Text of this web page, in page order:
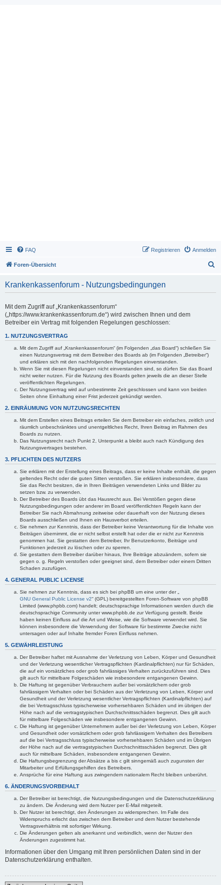
FAQ Anmelden
Registrieren
Foren-Übersicht
Krankenkassenforum - Nutzungsbedingungen
Mit dem Zugriff auf „Krankenkassenforum“
(„https://www.krankenkassenforum.de“) wird zwischen Ihnen und dem
Betreiber ein Vertrag mit folgenden Regelungen geschlossen:
1. NUTZUNGSVERTRAG
Mit dem Zugriff auf „Krankenkassenforum“ (im Folgenden „das Board“) schließen Sie
einen Nutzungsvertrag mit dem Betreiber des Boards ab (im Folgenden „Betreiber“)
und erklären sich mit den nachfolgenden Regelungen einverstanden.
Wenn Sie mit diesen Regelungen nicht einverstanden sind, so dürfen Sie das Board
nicht weiter nutzen. Für die Nutzung des Boards gelten jeweils die an dieser Stelle
veröffentlichten Regelungen.
Der Nutzungsvertrag wird auf unbestimmte Zeit geschlossen und kann von beiden
Seiten ohne Einhaltung einer Frist jederzeit gekündigt werden.
2. EINRÄUMUNG VON NUTZUNGSRECHTEN
Mit dem Erstellen eines Beitrags erteilen Sie dem Betreiber ein einfaches, zeitlich und
räumlich unbeschränktes und unentgeltliches Recht, Ihren Beitrag im Rahmen des
Boards zu nutzen.
Das Nutzungsrecht nach Punkt 2, Unterpunkt a bleibt auch nach Kündigung des
Nutzungsvertrages bestehen.
3. PFLICHTEN DES NUTZERS
Sie erklären mit der Erstellung eines Beitrags, dass er keine Inhalte enthält, die gegen
geltendes Recht oder die guten Sitten verstoßen. Sie erklären insbesondere, dass
Sie das Recht besitzen, die in Ihren Beiträgen verwendeten Links und Bilder zu
setzen bzw. zu verwenden.
Der Betreiber des Boards übt das Hausrecht aus. Bei Verstößen gegen diese
Nutzungsbedingungen oder anderer im Board veröffentlichten Regeln kann der
Betreiber Sie nach Abmahnung zeitweise oder dauerhaft von der Nutzung dieses
Boards ausschließen und Ihnen ein Hausverbot erteilen.
Sie nehmen zur Kenntnis, dass der Betreiber keine Verantwortung für die Inhalte von
Beiträgen übernimmt, die er nicht selbst erstellt hat oder die er nicht zur Kenntnis
genommen hat. Sie gestatten dem Betreiber, Ihr Benutzerkonto, Beiträge und
Funktionen jederzeit zu löschen oder zu sperren.
Sie gestatten dem Betreiber darüber hinaus, Ihre Beiträge abzuändern, sofern sie
gegen o. g. Regeln verstoßen oder geeignet sind, dem Betreiber oder einem Dritten
Schaden zuzufügen.
4. GENERAL PUBLIC LICENSE
Sie nehmen zur Kenntnis, dass es sich bei phpBB um eine unter der „
GNU General Public License v2“ (GPL) bereitgestellten Foren-Software von phpBB
Limited (www.phpbb.com) handelt; deutschsprachige Informationen werden durch die
deutschsprachige Community unter www.phpbb.de zur Verfügung gestellt. Beide
haben keinen Einfluss auf die Art und Weise, wie die Software verwendet wird. Sie
können insbesondere die Verwendung der Software für bestimmte Zwecke nicht
untersagen oder auf Inhalte fremder Foren Einfluss nehmen.
5. GEWÄHRLEISTUNG
Der Betreiber haftet mit Ausnahme der Verletzung von Leben, Körper und Gesundheit
und der Verletzung wesentlicher Vertragspflichten (Kardinalpflichten) nur für Schäden,
die auf ein vorsätzliches oder grob fahrlässiges Verhalten zurückzuführen sind. Dies
gilt auch für mittelbare Folgeschäden wie insbesondere entgangenen Gewinn.
Die Haftung ist gegenüber Verbrauchern außer bei vorsätzlichem oder grob
fahrlässigem Verhalten oder bei Schäden aus der Verletzung von Leben, Körper und
Gesundheit und der Verletzung wesentlicher Vertragspflichten (Kardinalpflichten) auf
die bei Vertragsschluss typischerweise vorhersehbaren Schäden und im übrigen der
Höhe nach auf die vertragstypischen Durchschnittsschäden begrenzt. Dies gilt auch
für mittelbare Folgeschäden wie insbesondere entgangenen Gewinn.
Die Haftung ist gegenüber Unternehmern außer bei der Verletzung von Leben, Körper
und Gesundheit oder vorsätzlichem oder grob fahrlässigem Verhalten des Betreibers
auf die bei Vertragsschluss typischerweise vorhersehbaren Schäden und im Übrigen
der Höhe nach auf die vertragstypischen Durchschnittsschäden begrenzt. Dies gilt
auch für mittelbare Schäden, insbesondere entgangenen Gewinn.
Die Haftungsbegrenzung der Absätze a bis c gilt sinngemäß auch zugunsten der
Mitarbeiter und Erfüllungsgehilfen des Betreibers.
Ansprüche für eine Haftung aus zwingendem nationalem Recht bleiben unberührt.
6. ÄNDERUNGSVORBEHALT
Der Betreiber ist berechtigt, die Nutzungsbedingungen und die Datenschutzerklärung
zu ändern. Die Änderung wird dem Nutzer per E-Mail mitgeteilt.
Der Nutzer ist berechtigt, den Änderungen zu widersprechen. Im Falle des
Widerspruchs erlischt das zwischen dem Betreiber und dem Nutzer bestehende
Vertragsverhältnis mit sofortiger Wirkung.
Die Änderungen gelten als anerkannt und verbindlich, wenn der Nutzer den
Änderungen zugestimmt hat.
Informationen über den Umgang mit Ihren persönlichen Daten sind in der
Datenschutzerklärung enthalten.